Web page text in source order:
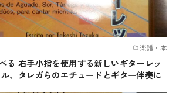
楽譜・本
る 右手小指を使用する新しいギターレッ
、タレガらのエチュードとギター伴奏に